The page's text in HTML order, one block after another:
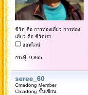
ชีวิต คือ การท่องเที่ยว การท่อง
เที่ยว คือ ชีวิตเรา
ออฟไลน์
กระทู้: 9,865
seree_60
Cmadong Member
Cmadong ชั้นเซียน